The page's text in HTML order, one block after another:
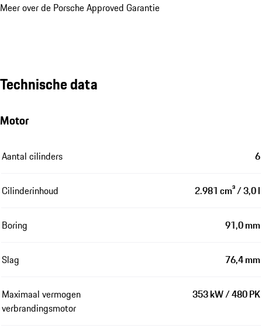
Meer over de Porsche Approved Garantie
Technische data
Motor
Aantal cilinders 6
Cilinderinhoud 2.981 cm³ / 3,0 l
Boring 91,0 mm
Slag 76,4 mm
Maximaal vermogen
verbrandingsmotor
353 kW / 480 PK